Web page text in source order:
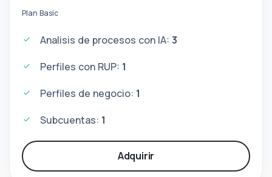
Plan Basic
Analisis de procesos con IA: 3
Perfiles con RUP: 1
Perfiles de negocio: 1
Subcuentas: 1
Adquirir